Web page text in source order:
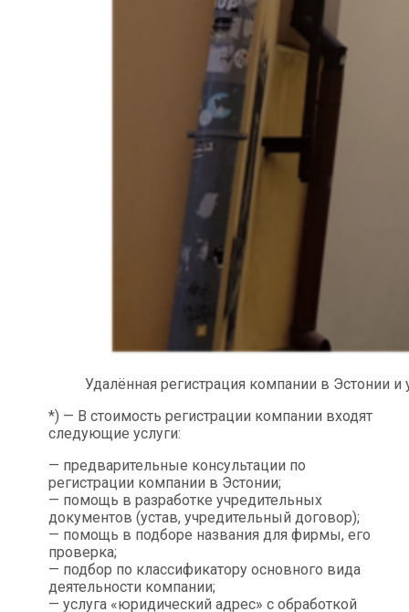
Удалённая регистрация компании в Эстонии
*) — В стоимость регистрации компании входят
следующие услуги:
— предварительные консультации по
регистрации компании в Эстонии;
— помощь в разработке учредительных
документов (устав, учредительный договор);
— помощь в подборе названия для фирмы, его
проверка;
— подбор по классификатору основного вида
деятельности компании;
— услуга «юридический адрес» с обработкой